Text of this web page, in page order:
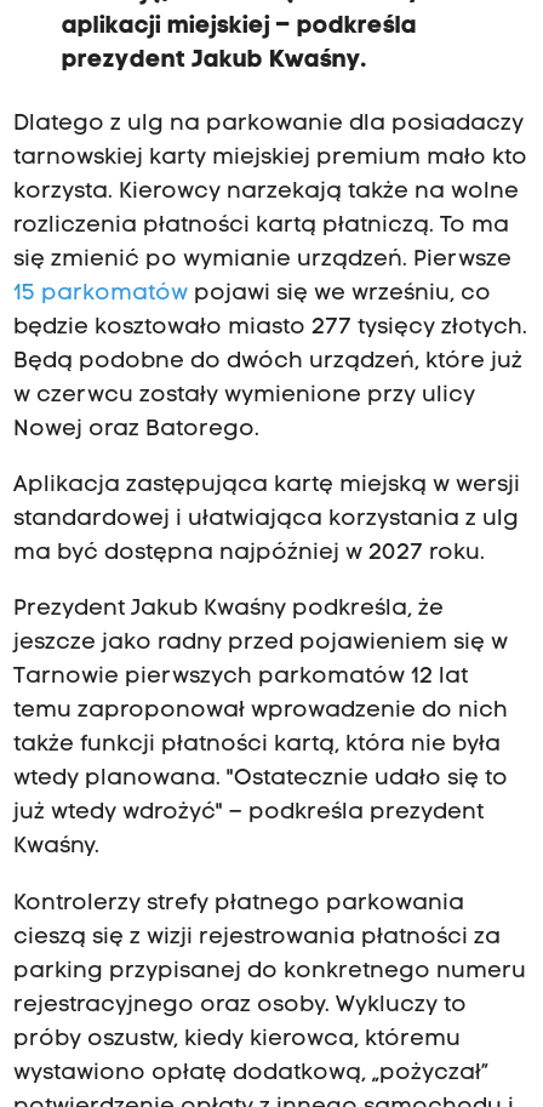
aplikacji miejskiej – podkreśla
prezydent Jakub Kwaśny.
Dlatego z ulg na parkowanie dla posiadaczy
tarnowskiej karty miejskiej premium mało kto
korzysta. Kierowcy narzekają także na wolne
rozliczenia płatności kartą płatniczą. To ma
się zmienić po wymianie urządzeń. Pierwsze
15 parkomatówpojawi się we wrześniu, co
będzie kosztowało miasto 277 tysięcy złotych.
Będą podobne do dwóch urządzeń, które już
w czerwcu zostały wymienione przy ulicy
Nowej oraz Batorego.
Aplikacja zastępująca kartę miejską w wersji
standardowej i ułatwiająca korzystania z ulg
ma być dostępna najpóźniej w 2027 roku.
Prezydent Jakub Kwaśny podkreśla, że
jeszcze jako radny przed pojawieniem się w
Tarnowie pierwszych parkomatów 12 lat
temu zaproponował wprowadzenie do nich
także funkcji płatności kartą, która nie była
wtedy planowana. "Ostatecznie udało się to
już wtedy wdrożyć" – podkreśla prezydent
Kwaśny.
Kontrolerzy strefy płatnego parkowania
cieszą się z wizji rejestrowania płatności za
parking przypisanej do konkretnego numeru
rejestracyjnego oraz osoby. Wykluczy to
próby oszustw, kiedy kierowca, któremu
wystawiono opłatę dodatkową, „pożyczał”